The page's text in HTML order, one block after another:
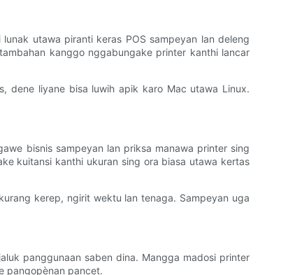
utawa piranti keras POS sampeyan lan deleng
kanggo nggabungake printer kanthi lancar
dene liyane bisa luwih apik karo Mac utawa Linux.
bisnis sampeyan lan priksa manawa printer sing
kuitansi kanthi ukuran sing ora biasa utawa kertas
kerep, ngirit wektu lan tenaga. Sampeyan uga
panggunaan saben dina. Mangga madosi printer
pangopènan pancet.